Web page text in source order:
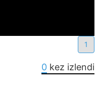
1
0 kez izlendi